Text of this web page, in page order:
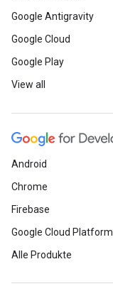
Google Antigravity
Google Cloud
Google Play
View all
Android
Chrome
Firebase
Google Cloud Platform
Alle Produkte